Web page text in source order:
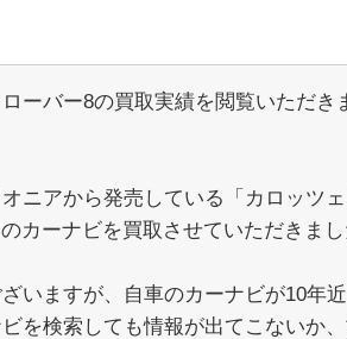
ーバー8の買取実績を閲覧いただき
ニアから発売している「カロッツ
カーナビを買取させていただきまし
いますが、自車のカーナビが10年
を検索しても情報が出てこないか